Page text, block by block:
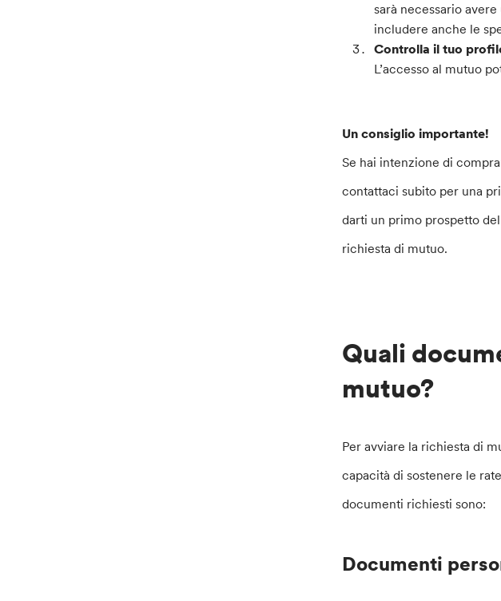
sarà necessario
includere anche le
Controlla il tuo
L’accesso al mutuo
Un consiglio importante!
Se hai intenzione di
contattaci subito per una
darti un primo prospetto
richiesta di mutuo.
Quali
mutuo?
Per avviare la richiesta di
capacità di sostenere le
documenti richiesti sono:
Documenti